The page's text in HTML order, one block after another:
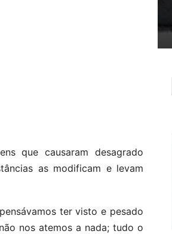
que causaram desagrado
as modificam e levam
ter visto e pesado
nos atemos a nada; tudo o